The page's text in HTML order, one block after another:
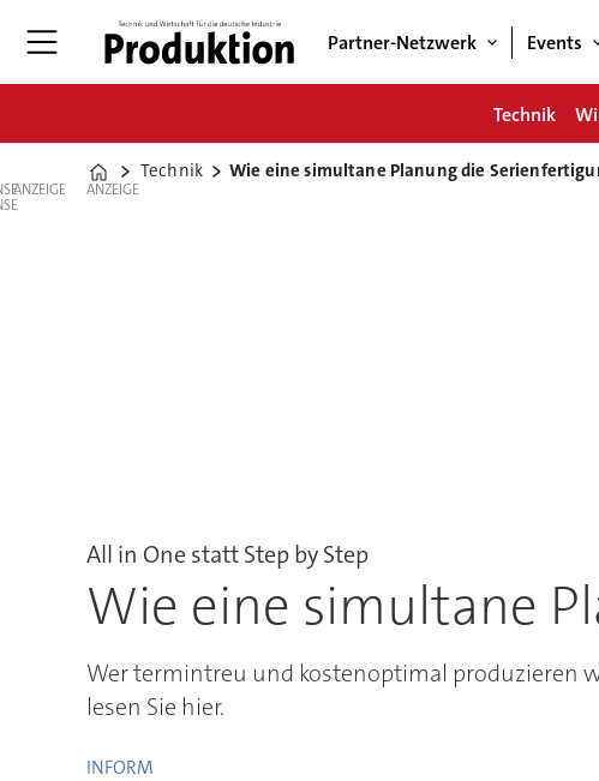
Partner-Netzwerk Events
Technik
Home
Technik Wie eine simultane Planung die
ANZEIGE ANZEIGE
All in One statt Step by Step
Wie eine simultane
Wer termintreu und kostenoptimal produzieren
lesen Sie hier.
INFORM